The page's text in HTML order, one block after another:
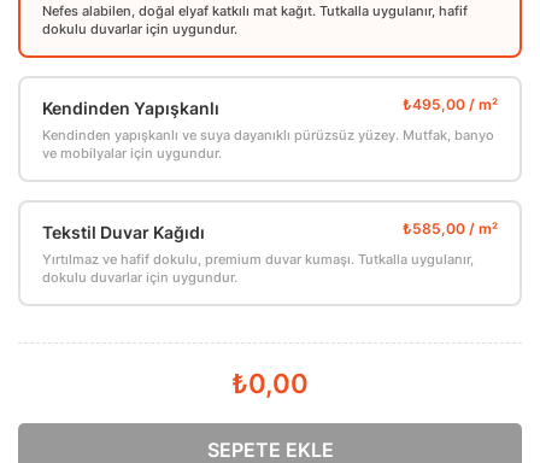
Nefes alabilen, doğal elyaf katkılı mat kağıt. Tutkalla uygulanır, hafif
dokulu duvarlar için uygundur.
Kendinden Yapışkanlı
Kendinden yapışkanlı ve suya dayanıklı pürüzsüz yüzey. Mutfak, banyo
ve mobilyalar için uygundur.
Tekstil Duvar Kağıdı
Yırtılmaz ve hafif dokulu, premium duvar kumaşı. Tutkalla uygulanır,
dokulu duvarlar için uygundur.
₺0,00
SEPETE EKLE